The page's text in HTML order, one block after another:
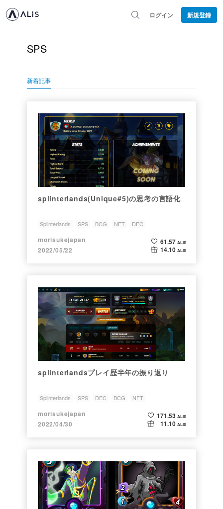
ログイン 新規登録
SPS
新着記事
splinterlands(Unique#5)の思考の言語化
Splinterlands SPS BCG NFT DEC
morisukejapan
2022/05/22
61.57 ALIS
14.10 ALIS
splinterlandsプレイ歴半年の振り返り
Splinterlands SPS DEC BCG NFT
morisukejapan
2022/04/30
171.53 ALIS
11.10 ALIS